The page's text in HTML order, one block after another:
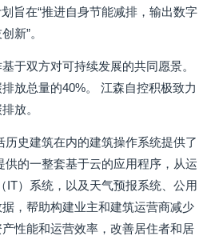
旨在“推进自身节能减排，输出数字
新”。
于双方对可持续发展的共同愿景。
放总量的40%。 江森自控积极致力
放。
史建筑在内的建筑操作系统提供了
的一整套基于云的应用程序，从运
IT）系统，以及天气预报系统、公用
，帮助构建业主和建筑运营商减少
性能和运营效率，改善居住者和居